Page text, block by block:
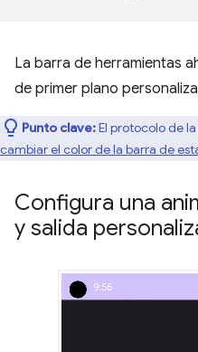
La barra de herramientas
de primer plano
Punto clave:El protocolo de
cambiar el color de la barra de
Configura una
y salida